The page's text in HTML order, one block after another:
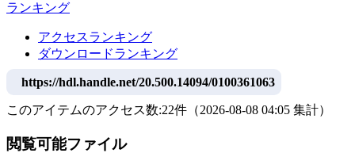
ランキング
アクセスランキング
ダウンロードランキング
https://hdl.handle.net/20.500.14094/0100361063
このアイテムのアクセス数:22件 （2026-08-08 04:05 集計）
閲覧可能ファイル